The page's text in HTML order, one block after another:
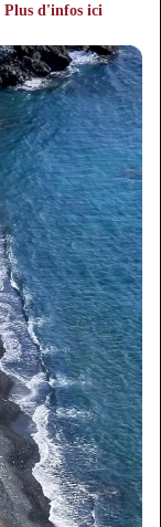
Plus d'infos ici